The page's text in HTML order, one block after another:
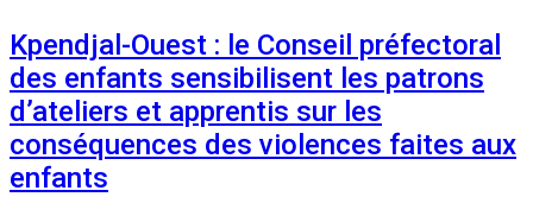
Kpendjal-Ouest : le Conseil préfectoral
des enfants sensibilisent les patrons
d’ateliers et apprentis sur les
conséquences des violences faites aux
enfants